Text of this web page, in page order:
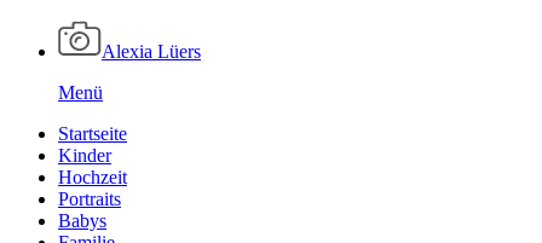
Alexia Lüers
Menü
Startseite
Kinder
Hochzeit
Portraits
Babys